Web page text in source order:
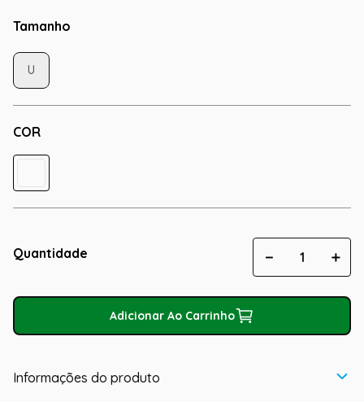
Tamanho
COR
U
Quantidade ＋
－
Adicionar Ao Carrinho
Informações do produto